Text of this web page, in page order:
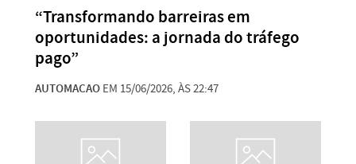
“Transformando barreiras em
oportunidades: a jornada do tráfego
pago”
AUTOMACAO EM 15/06/2026, ÀS 22:47